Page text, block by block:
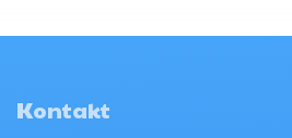
Kontakt